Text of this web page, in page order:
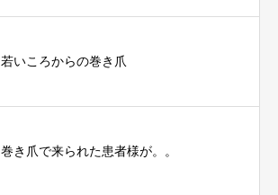
若いころからの巻き爪
巻き爪で来られた患者様が。。